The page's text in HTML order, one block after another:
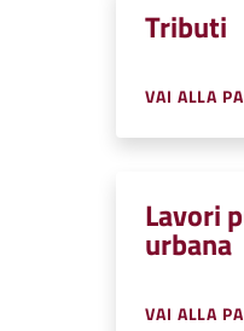
Tributi
VAI ALLA
Lavori
urbana
VAI ALLA